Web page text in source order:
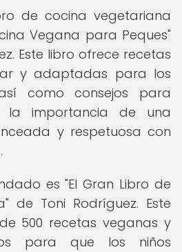
de cocina vegetariana
Vegana para Peques"
Este libro ofrece recetas
y adaptadas para los
como consejos para
la importancia de una
y respetuosa con
es "El Gran Libro de
de Toni Rodríguez. Este
500 recetas veganas y
para que los niños